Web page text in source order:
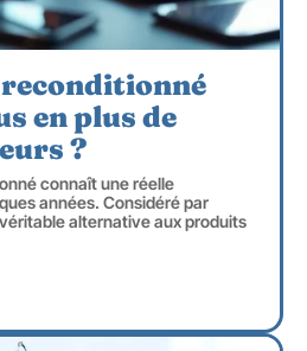
en plus de
?
connaît une réelle
années. Considéré par
alternative aux produits